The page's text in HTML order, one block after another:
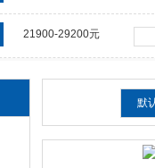
21900-29200元
默